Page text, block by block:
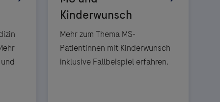
Mehr zum Thema MS-
Patientinnen mit Kinderwunsch
inklusive Fallbeispiel erfahren.